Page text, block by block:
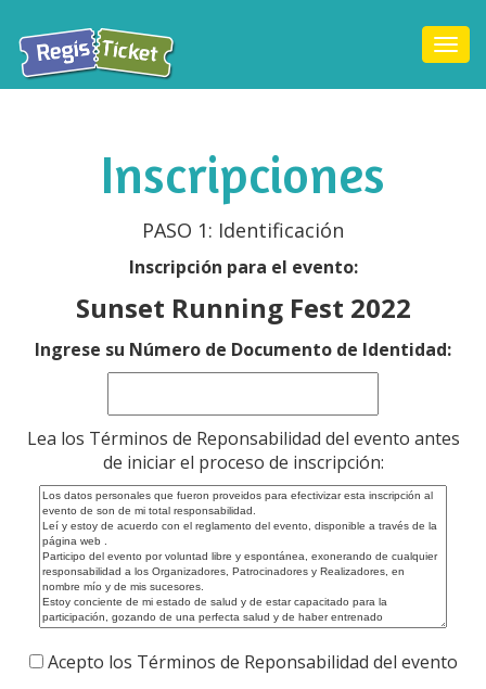
Inscripciones
PASO 1: Identificación
Inscripción para el evento:
Sunset Running Fest 2022
Ingrese su Número de Documento de Identidad:
Lea los Términos de Reponsabilidad del evento antes
de iniciar el proceso de inscripción:
Acepto los Términos de Reponsabilidad del evento